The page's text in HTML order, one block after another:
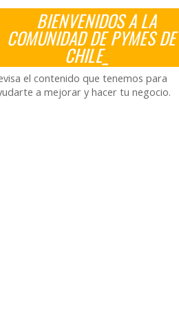
BIENVENIDOS A LA
COMUNIDAD DE PYMES DE
CHILE_
el contenido que tenemos para
a mejorar y hacer tu negocio.